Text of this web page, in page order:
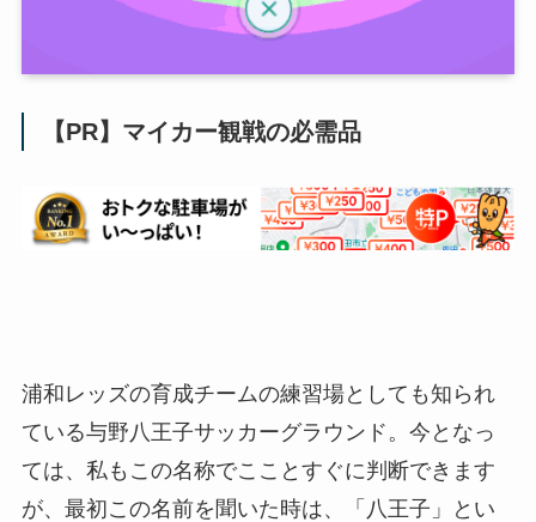
【PR】マイカー観戦の必需品
浦和レッズの育成チームの練習場としても知られ
ている与野八王子サッカーグラウンド。今となっ
ては、私もこの名称でこことすぐに判断できます
が、最初この名前を聞いた時は、「八王子」とい